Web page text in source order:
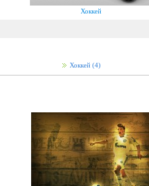
Хоккей
Хоккей (4)